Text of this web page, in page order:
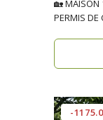
🏡 MAISON
PERMIS DE
-